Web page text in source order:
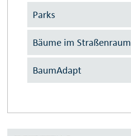
Parks
Bäume im Straßenraum
BaumAdapt